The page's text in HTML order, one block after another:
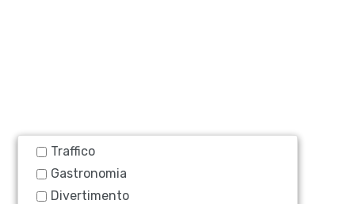
Traffico
Gastronomia
Divertimento